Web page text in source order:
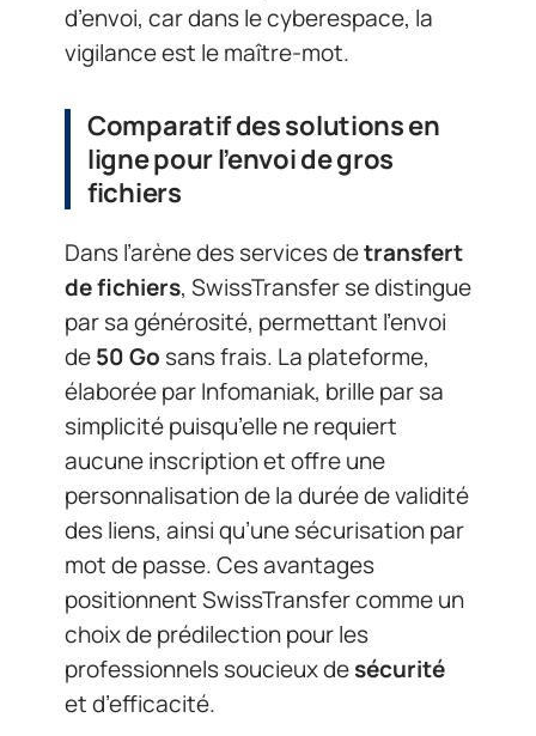
d’envoi, car dans le cyberespace, la
vigilance est le maître-mot.
Comparatif des solutions en
ligne pour l’envoi de gros
fichiers
Dans l’arène des services detransfert
de fichiers, SwissTransfer se distingue
par sa générosité, permettant l’envoi
de50 Go sans frais. La plateforme,
élaborée par Infomaniak, brille par sa
simplicité puisqu’elle ne requiert
aucune inscription et offre une
personnalisation de la durée de validité
des liens, ainsi qu’une sécurisation par
mot de passe. Ces avantages
positionnent SwissTransfer comme un
choix de prédilection pour les
professionnels soucieux desécurité
et d’efficacité.